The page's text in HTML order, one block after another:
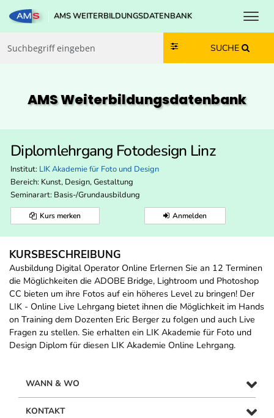
Zum Inhalt springen
Zum Navmenü springen
Zur Suche springen
Zur Footer springen
AMS WEITERBILDUNGSDATENBANK
SUCHE
AMS Weiterbildungs­datenbank
Diplomlehrgang Fotodesign Linz
Institut: LIK Akademie für Foto und Design
Bereich: Kunst, Design, Gestaltung
Seminarart: Basis-/Grundausbildung
Kurs merken Anmelden
KURSBESCHREIBUNG
Ausbildung Digital Operator Online Erlernen Sie an 12 Terminen
die Möglichkeiten die ADOBE Bridge, Lightroom und Photoshop
CC bieten um ihre Fotos auf ein höheres Level zu bringen! Der
LIK - Online Live Lehrgang bietet ihnen die Möglichkeit im Hands
on Training dem Dozenten Eric Berger zu folgen und auch Live
Fragen zu stellen. Sie erhalten ein LIK Akademie für Foto und
Design Diplom für diesen LIK Akademie Online Lehrgang.
WANN & WO
KONTAKT